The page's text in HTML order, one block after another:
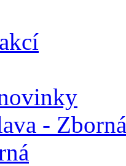
- Zborná